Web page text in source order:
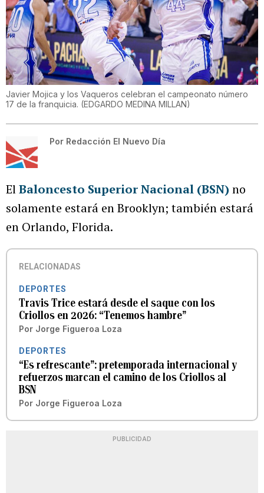
Javier Mojica y los Vaqueros celebran el campeonato número
17 de la franquicia. (EDGARDO MEDINA MILLAN)
Por Redacción El Nuevo Día
ElBaloncesto Superior Nacional (BSN) no
solamente estará en Brooklyn; también estará
en Orlando, Florida.
RELACIONADAS
DEPORTES
Travis Trice estará desde el saque con los
Criollos en 2026: “Tenemos hambre”
Por Jorge Figueroa Loza
DEPORTES
“Es refrescante”: pretemporada internacional y
refuerzos marcan el camino de los Criollos al
BSN
Por Jorge Figueroa Loza
PUBLICIDAD